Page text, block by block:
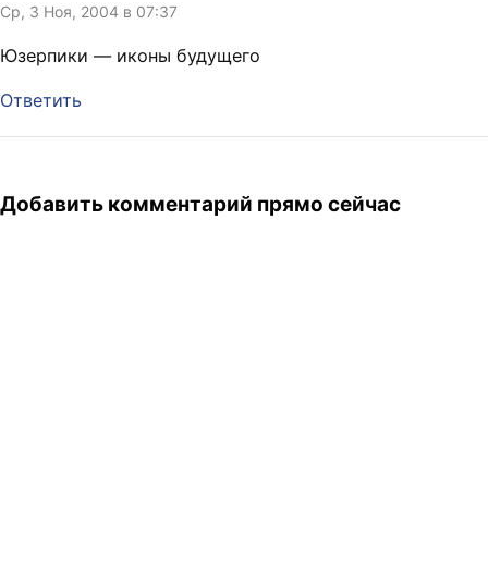
Ср, 3 Ноя, 2004 в 07:37
Юзерпики — иконы будущего
Ответить
Добавить комментарий прямо сейчас